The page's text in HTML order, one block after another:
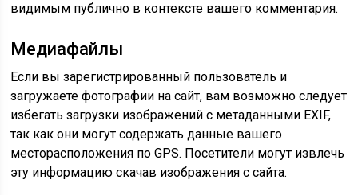
видимым публично в контексте вашего комментария.
Медиафайлы
Если вы зарегистрированный пользователь и
загружаете фотографии на сайт, вам возможно следует
избегать загрузки изображений с метаданными EXIF,
так как они могут содержать данные вашего
месторасположения по GPS. Посетители могут извлечь
эту информацию скачав изображения с сайта.